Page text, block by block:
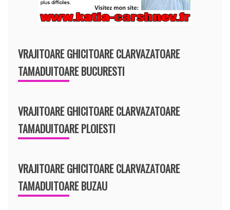
VRAJITOARE GHICITOARE CLARVAZATOARE
TAMADUITOARE BUCURESTI
VRAJITOARE GHICITOARE CLARVAZATOARE
TAMADUITOARE PLOIESTI
VRAJITOARE GHICITOARE CLARVAZATOARE
TAMADUITOARE BUZAU